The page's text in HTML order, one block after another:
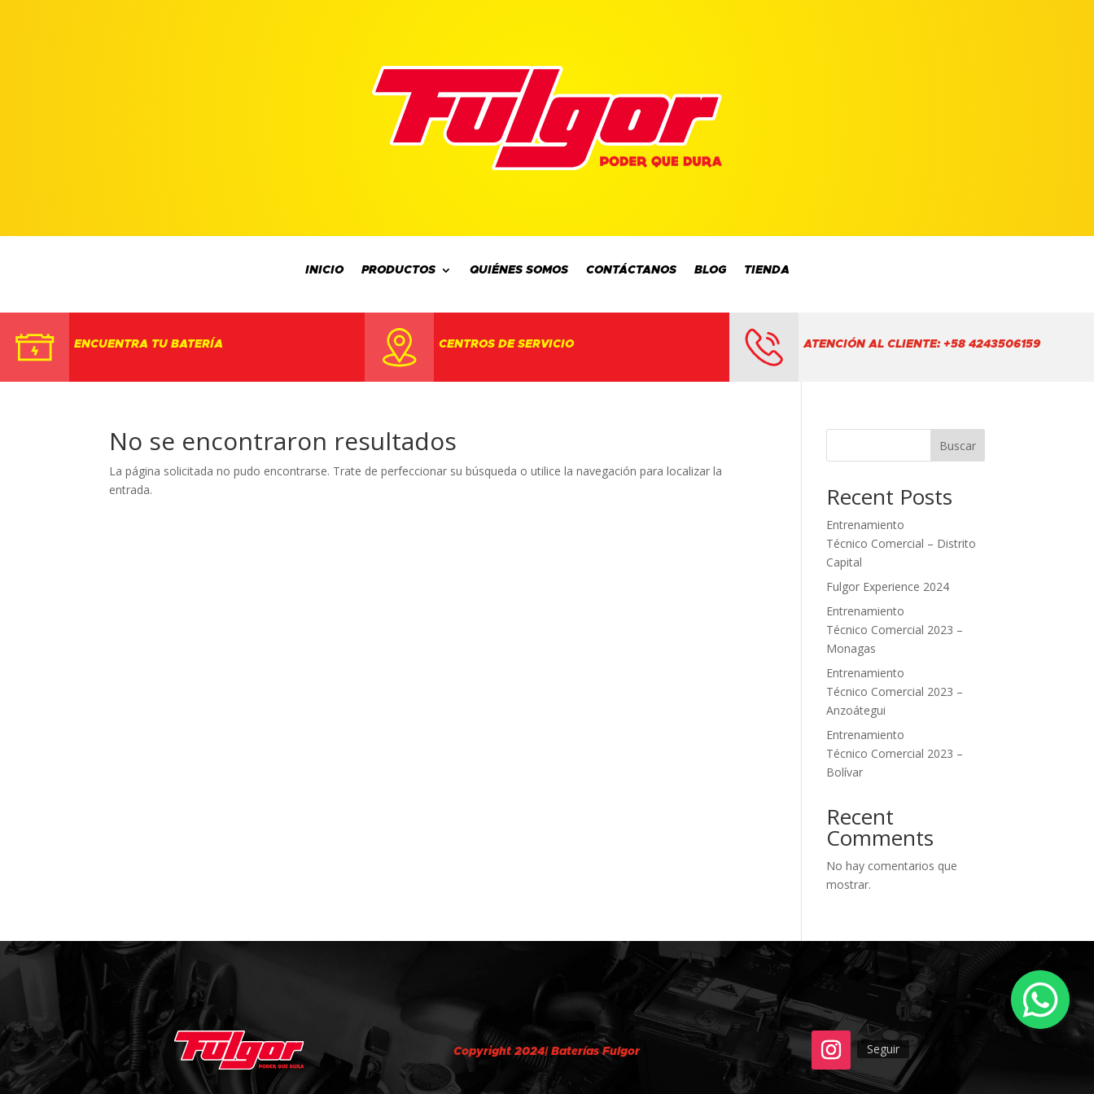
INICIO PRODUCTOS QUIÉNES SOMOS CONTÁCTANOS BLOG TIENDA
ENCUENTRA TU BATERÍA CENTROS DE SERVICIO ATENCIÓN AL CLIENTE: +58 4243506159
No se encontraron resultados
La página solicitada no pudo encontrarse. Trate de perfeccionar su búsqueda o utilice la navegación para localizar la
entrada.
Buscar
Recent Posts
Entrenamiento
Técnico Comercial – Distrito
Capital
Fulgor Experience 2024
Entrenamiento
Técnico Comercial 2023 –
Monagas
Entrenamiento
Técnico Comercial 2023 –
Anzoátegui
Entrenamiento
Técnico Comercial 2023 –
Bolívar
Recent
Comments
No hay comentarios que
mostrar.
Copyright 2024| Baterías Fulgor Seguir